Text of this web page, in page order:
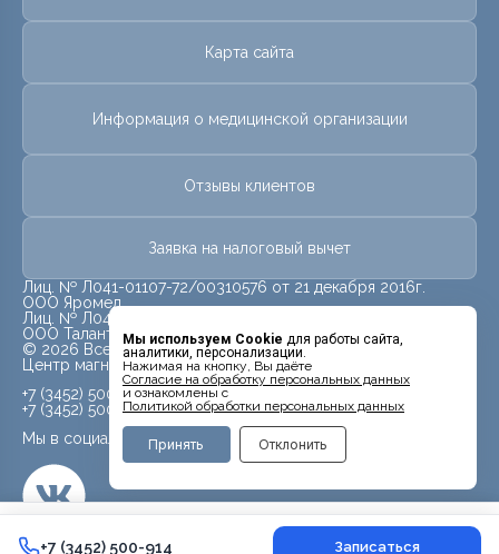
Мы используем Cookie для работы сайта,
аналитики, персонализации.
Нажимая на кнопку, Вы даёте
Cогласие на обработку персональных данных
и ознакомлены с
Политикой обработки персональных данных
Принять Отклонить
18 000 ₽ +7 (3452) 500-914
Карта сайта
Информация о медицинской организации
Отзывы клиентов
Заявка на налоговый вычет
Лиц. № Л041-01107-72/00310576 от 21 декабря 2016г.
ООО Яромед
Лиц. № Л041-01107-72/00623073 от 31 октября 2022г.
ООО Талант
© 2026 Все права защищены.
Центр магнитно-резонансной томографии «МРТ Лидер»
Мы в социальных сетях
+7 (3452) 500-914
+7 (3452) 500-944
+7 (3452) 500-914 Записаться